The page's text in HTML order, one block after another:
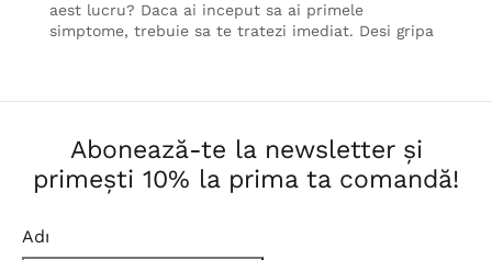
aest lucru? Daca ai inceput sa ai primele
simptome, trebuie sa te tratezi imediat. Desi gripa
Abonează-te la newsletter și
primești 10% la prima ta comandă!